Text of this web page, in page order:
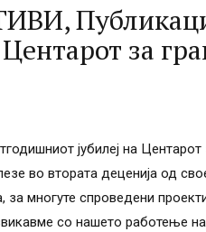
за
јубилеј на Центарот
во втората деценија од
за многуте спроведени
со нашето работење